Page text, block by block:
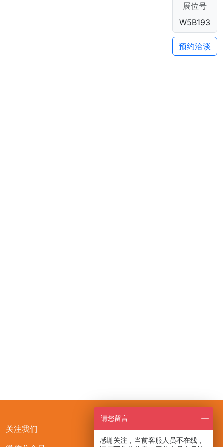
展位号
W5B193
预约洽谈
关注我们
请您留言
感谢关注，当前客服人员不在线，